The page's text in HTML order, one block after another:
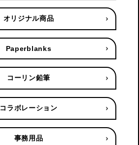
オリジナル商品
Paperblanks
コーリン鉛筆
コラボレーション
事務用品